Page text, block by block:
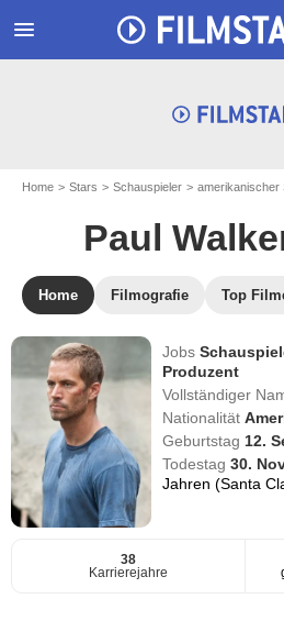
menu
Home Stars Schauspieler amerikanischer
Paul
Home Filmografie Top
Jobs
Produzent
Vollständiger
Nationalität
Geburtstag 12.
Todestag30.
Jahren (Santa
38
Karrierejahre